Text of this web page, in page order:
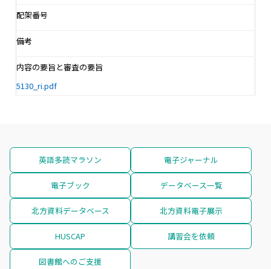
配架番号
備考
内容の要旨と審査の要旨
5130_ri.pdf
英語多読マラソン 電子ジャーナル
電子ブック データベース一覧
北方資料データベース 北方資料電子展示
HUSCAP 講習会を依頼
図書館へのご支援